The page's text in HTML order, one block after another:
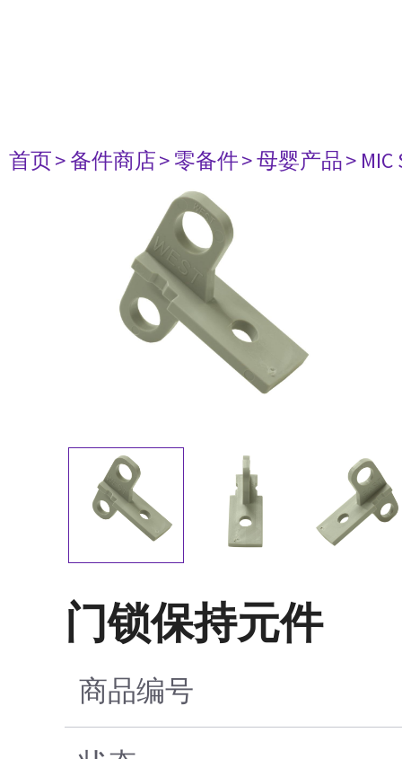
首页> 备件商店> 零备件> 母婴产品>
门锁保持元件
商品编号